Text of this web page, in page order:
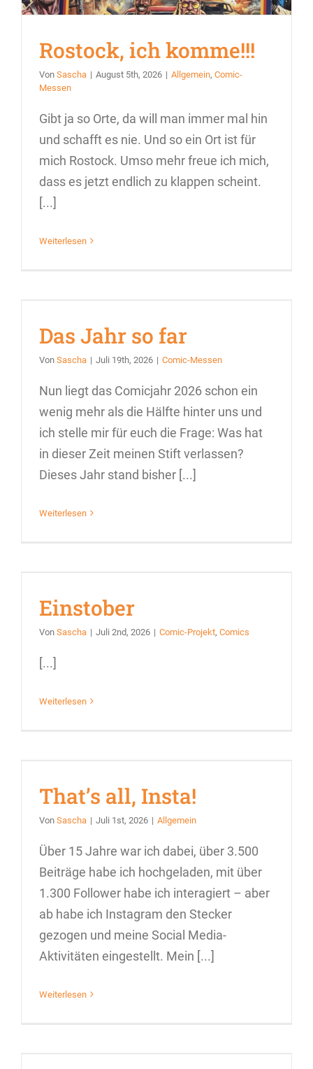
Rostock, ich komme!!!
Von Sascha | August 5th, 2026 | Allgemein, Comic-
Messen
Gibt ja so Orte, da will man immer mal hin
und schafft es nie. Und so ein Ort ist für
mich Rostock. Umso mehr freue ich mich,
dass es jetzt endlich zu klappen scheint.
[...]
Weiterlesen
Das Jahr so far
Von Sascha | Juli 19th, 2026 | Comic-Messen
Nun liegt das Comicjahr 2026 schon ein
wenig mehr als die Hälfte hinter uns und
ich stelle mir für euch die Frage: Was hat
in dieser Zeit meinen Stift verlassen?
Dieses Jahr stand bisher [...]
Weiterlesen
Einstober
Von Sascha | Juli 2nd, 2026 | Comic-Projekt, Comics
[...]
Weiterlesen
That’s all, Insta!
Von Sascha | Juli 1st, 2026 | Allgemein
Über 15 Jahre war ich dabei, über 3.500
Beiträge habe ich hochgeladen, mit über
1.300 Follower habe ich interagiert – aber
ab habe ich Instagram den Stecker
gezogen und meine Social Media-
Aktivitäten eingestellt. Mein [...]
Weiterlesen